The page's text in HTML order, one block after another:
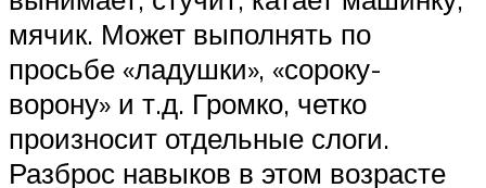
мячик. Может выполнять по
просьбе «ладушки», «сороку-
ворону» и т.д. Громко, четко
произносит отдельные слоги.
Разброс навыков в этом возрасте